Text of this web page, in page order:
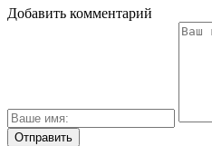
Добавить комментарий